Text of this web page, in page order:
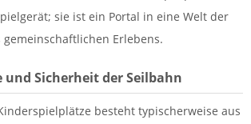
sie ist ein Portal in eine Welt der
gemeinschaftlichen Erlebens.
Sicherheit der Seilbahn
besteht typischerweise aus